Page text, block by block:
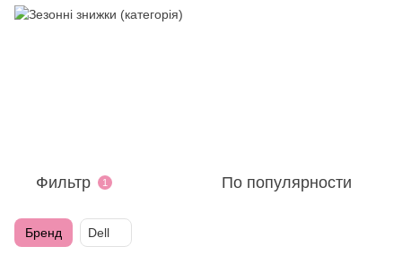
Фильтр 1 По популярности
Бренд Dell